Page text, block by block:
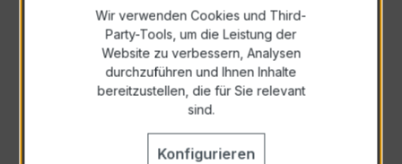
Anfrage schriftlich
Als PDF exportieren
Wir verwenden Cookies und Third-
Party-Tools, um die Leistung der
Website zu verbessern, Analysen
durchzuführen und Ihnen Inhalte
bereitzustellen, die für Sie relevant
sind.
Konfigurieren